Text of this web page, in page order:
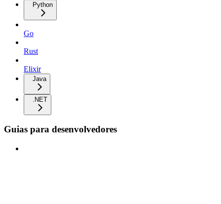
Python
Go
Rust
Elixir
Java
.NET
Guias para desenvolvedores